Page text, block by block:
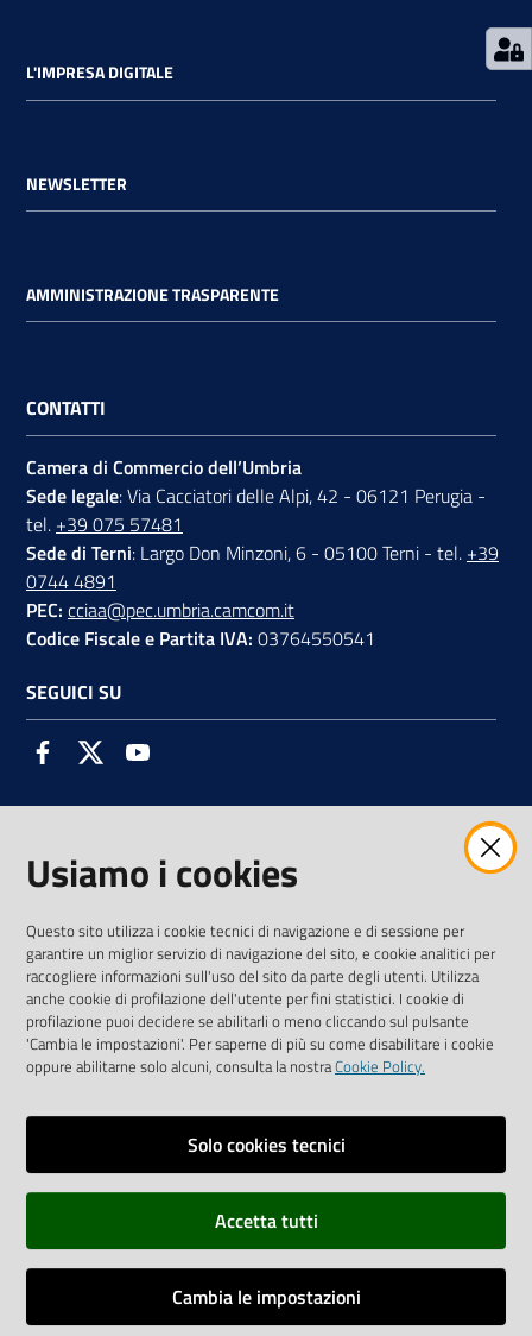
tra
ti
L'IMPRESA DIGITALE
NEWSLETTER
AMMINISTRAZIONE TRASPARENTE
CONTATTI
Camera di Commercio dell’Umbria
Sede legale: Via Cacciatori delle Alpi, 42 - 06121 Perugia -
tel. +39 075 57481
Sede di Terni: Largo Don Minzoni, 6 - 05100 Terni - tel. +39
0744 4891
PEC: cciaa@pec.umbria.camcom.it
Codice Fiscale e Partita IVA: 03764550541
SEGUICI SU
FacebookTwitter
AMMINISTRAZIONE TRASPARENTE INTERCAM S.C.A.R.L.
Vai alla pagina
Media Policy
Mappa del sito
Dichiarazione di accessibilità
Usiamo i cookies
Questo sito utilizza i cookie tecnici di navigazione e di sessione per
garantire un miglior servizio di navigazione del sito, e cookie analitici per
raccogliere informazioni sull'uso del sito da parte degli utenti. Utilizza
anche cookie di profilazione dell'utente per fini statistici. I cookie di
profilazione puoi decidere se abilitarli o meno cliccando sul pulsante
'Cambia le impostazioni'. Per saperne di più su come disabilitare i cookie
oppure abilitarne solo alcuni, consulta la nostraCookie Policy.
Solo cookies tecnici
Accetta tutti
Cambia le impostazioni